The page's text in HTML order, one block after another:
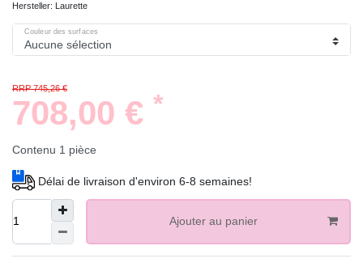
Hersteller: Laurette
Couleur des surfaces
RRP 745,26 €
708,00 € *
Contenu 1 pièce
Délai de livraison d'environ 6-8 semaines!
Ajouter au panier